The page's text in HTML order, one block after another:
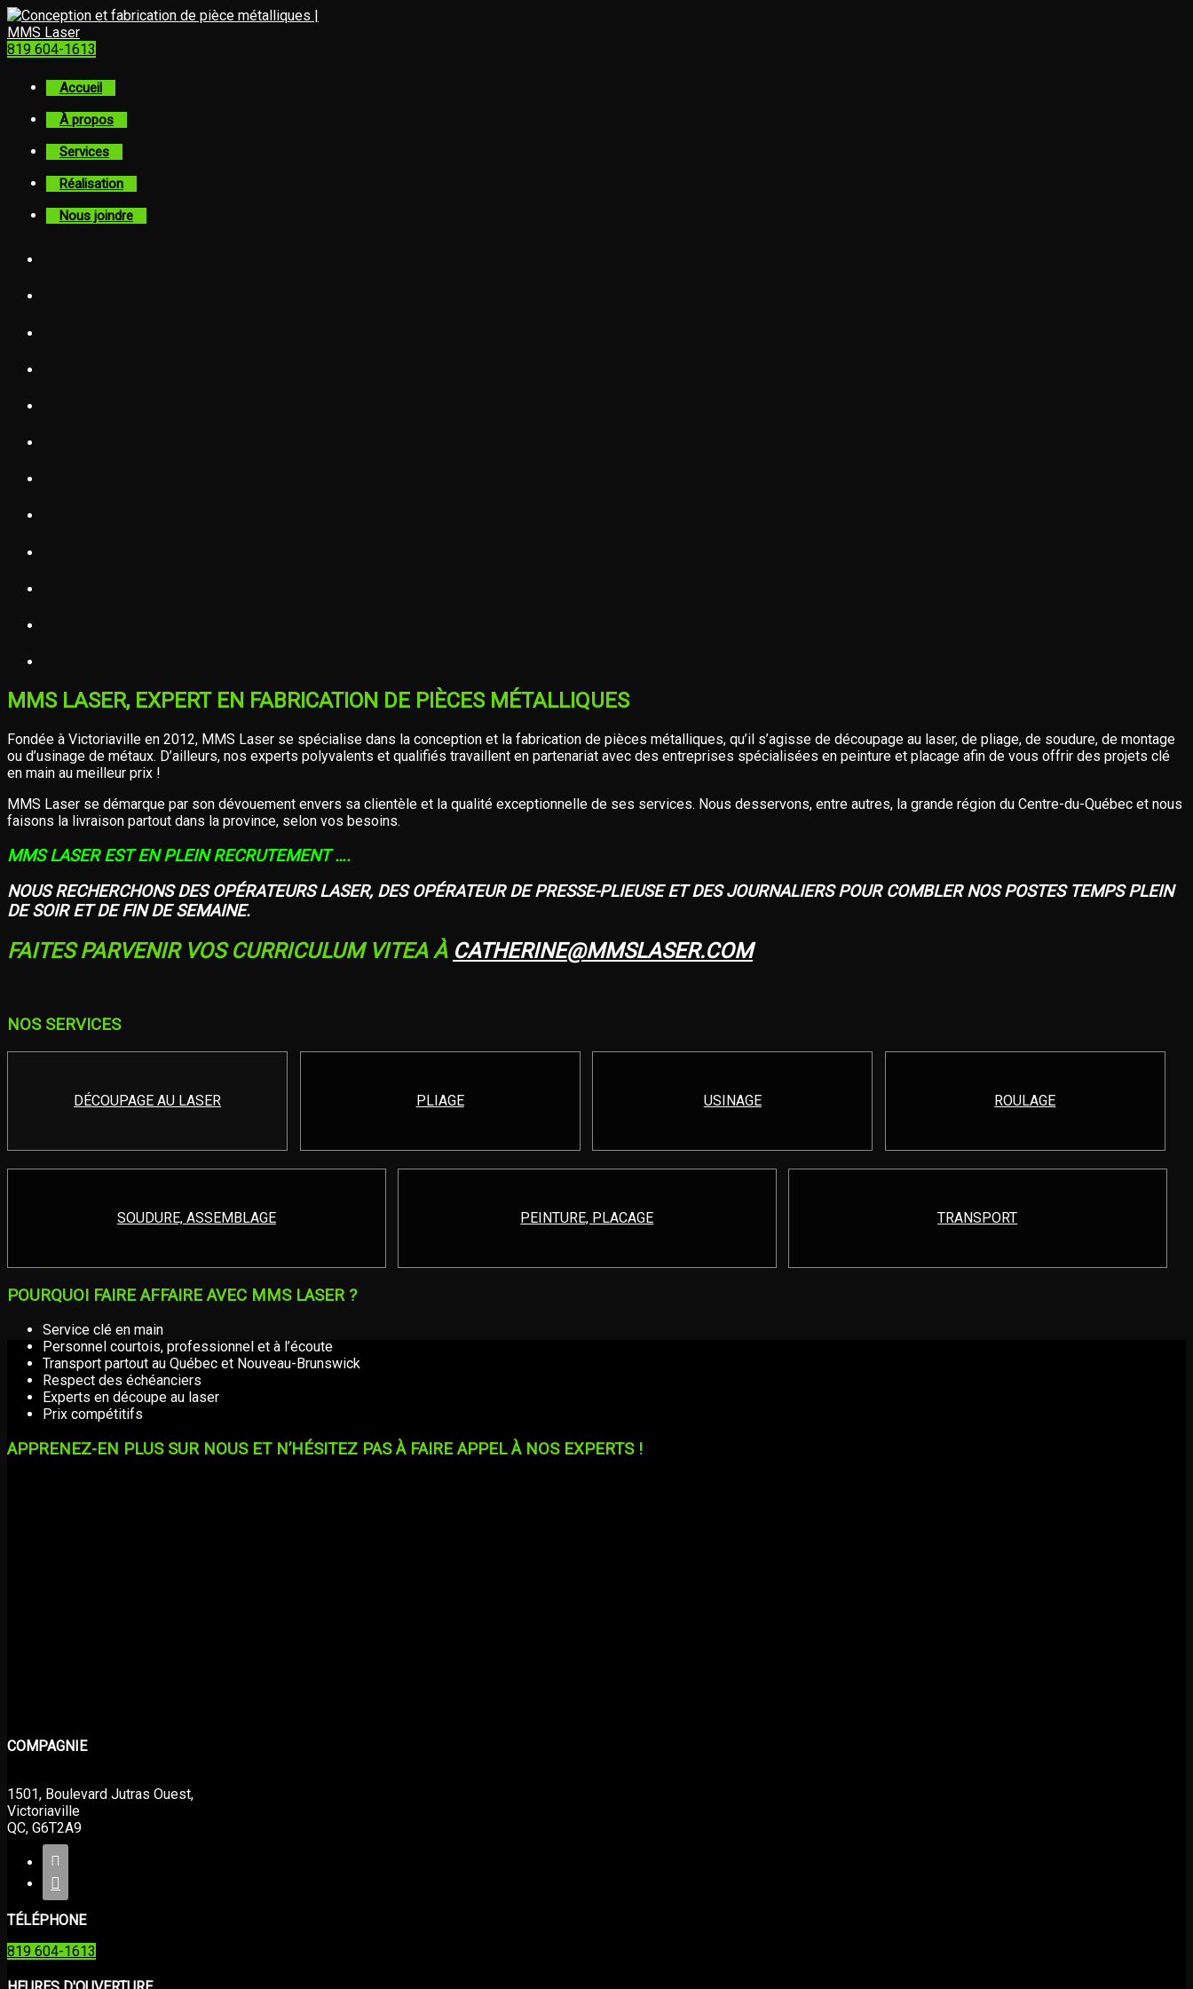
819 604-1613
Accueil
À propos
Services
Réalisation
Nous joindre
MMS LASER, EXPERT EN FABRICATION DE PIÈCES MÉTALLIQUES
Fondée à Victoriaville en 2012, MMS Laser se spécialise dans la conception et la fabrication de pièces métalliques, qu’il s’agisse de découpage au laser, de pliage, de soudure, de montage
ou d’usinage de métaux. D’ailleurs, nos experts polyvalents et qualifiés travaillent en partenariat avec des entreprises spécialisées en peinture et placage afin de vous offrir des projets clé
en main au meilleur prix !
MMS Laser se démarque par son dévouement envers sa clientèle et la qualité exceptionnelle de ses services. Nous desservons, entre autres, la grande région du Centre-du-Québec et nous
faisons la livraison partout dans la province, selon vos besoins.
MMS LASER EST EN PLEIN RECRUTEMENT ….
NOUS RECHERCHONS DES OPÉRATEURS LASER, DES OPÉRATEUR DE PRESSE-PLIEUSE ET DES JOURNALIERS POUR COMBLER NOS POSTES TEMPS PLEIN
DE SOIR ET DE FIN DE SEMAINE.
FAITES PARVENIR VOS CURRICULUM VITEA À CATHERINE@MMSLASER.COM
NOS SERVICES
DÉCOUPAGE AU LASER PLIAGE USINAGE ROULAGE
SOUDURE, ASSEMBLAGE PEINTURE, PLACAGE TRANSPORT
POURQUOI FAIRE AFFAIRE AVEC MMS LASER ?
Service clé en main
Personnel courtois, professionnel et à l’écoute
Transport partout au Québec et Nouveau-Brunswick
Respect des échéanciers
Experts en découpe au laser
Prix compétitifs
APPRENEZ-EN PLUS SUR NOUS ET N’HÉSITEZ PAS À FAIRE APPEL À NOS EXPERTS !
COMPAGNIE
1501, Boulevard Jutras Ouest,
Victoriaville
QC, G6T2A9


TÉLÉPHONE
819 604-1613